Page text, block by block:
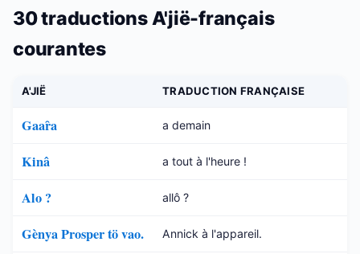
30 traductions A'jië-français
courantes
A'JIË TRADUCTION FRANÇAISE
Gaaȓa a demain
Kinâ a tout à l'heure !
Alo ? allô ?
Gènya Prosper tö vao. Annick à l'appareil.